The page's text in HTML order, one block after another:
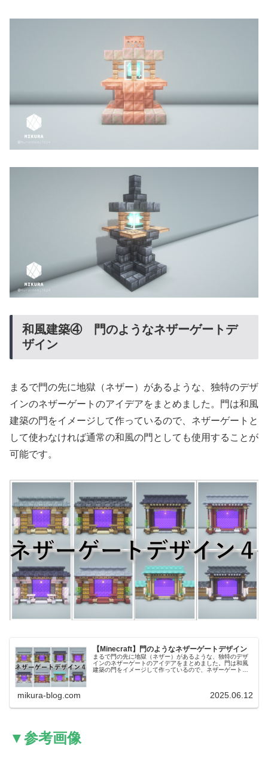
和風建築④ 門のようなネザーゲートデ
ザイン
まるで門の先に地獄（ネザー）があるような、独特のデザ
インのネザーゲートのアイデアをまとめました。門は和風
建築の門をイメージして作っているので、ネザーゲートと
して使わなければ通常の和風の門としても使用することが
可能です。
【Minecraft】門のようなネザーゲートデザイン
まるで門の先に地獄（ネザー）があるような、独特のデザ
インのネザーゲートのアイデアをまとめました。門は和風
建築の門をイメージして作っているので、ネザーゲートと
mikura-blog.com 2025.06.12
▼参考画像